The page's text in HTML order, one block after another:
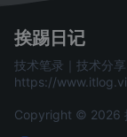
挨踢日记
技术笔录｜技术分
https://
Copyright © 2026